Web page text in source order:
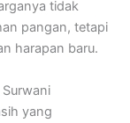
tidak
pangan, tetapi
harapan baru.
yang